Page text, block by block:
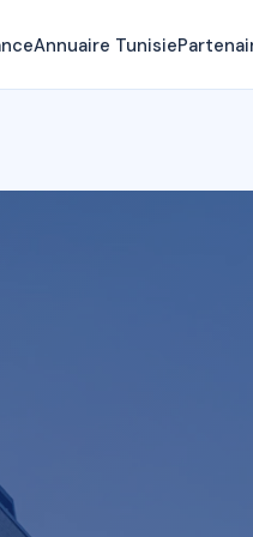
Annuaire Tunisie